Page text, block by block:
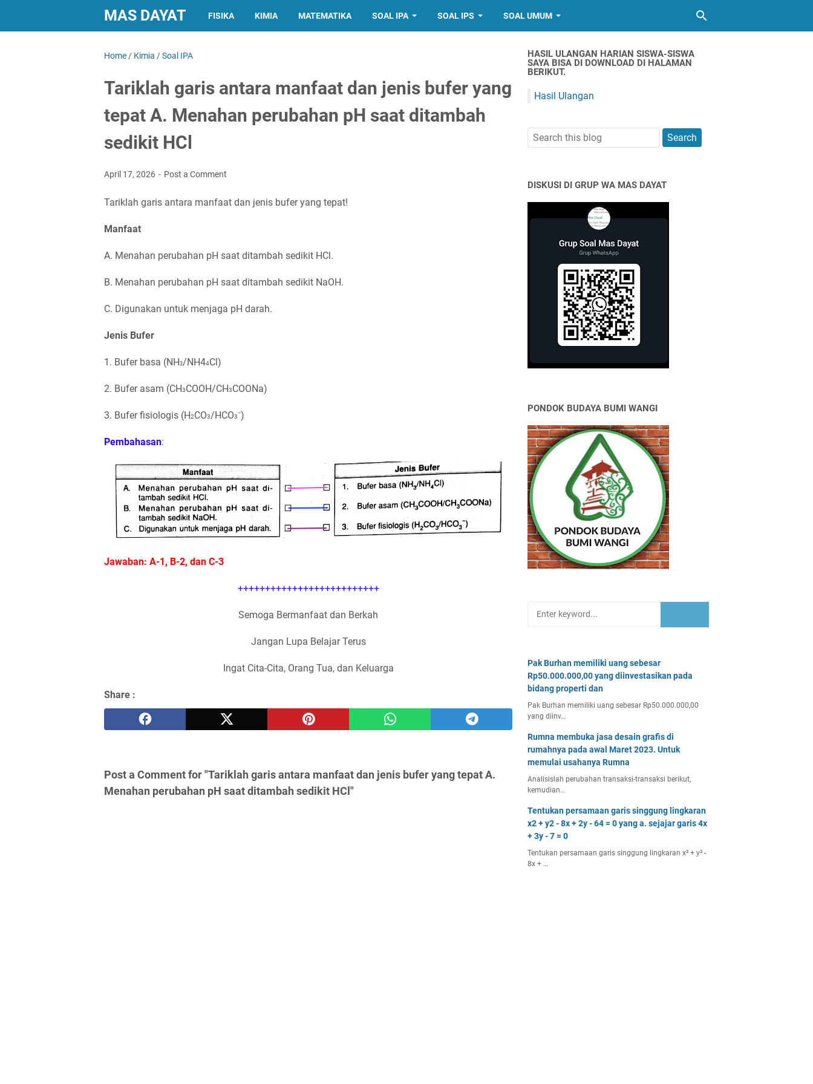
MAS DAYAT FISIKA KIMIA MATEMATIKA SOAL IPA SOAL IPS SOAL UMUM
Home / Kimia /Soal IPA
Tariklah garis antara manfaat dan jenis bufer yang
tepat A. Menahan perubahan pH saat ditambah
sedikit HCl
April 17, 2026 Post a Comment
Tariklah garis antara manfaat dan jenis bufer yang tepat!
Manfaat
A. Menahan perubahan pH saat ditambah sedikit HCl.
B. Menahan perubahan pH saat ditambah sedikit NaOH.
C. Digunakan untuk menjaga pH darah.
Jenis Bufer
1. Bufer basa (NH3/NH44Cl)
2. Bufer asam (CH3COOH/CH3COONa)
3. Bufer fisiologis (H2CO3/HCO3⁻)
Pembahasan:
Jawaban: A-1, B-2, dan C-3
++++++++++++++++++++++++++
Semoga Bermanfaat dan Berkah
Jangan Lupa Belajar Terus
Ingat Cita-Cita, Orang Tua, dan Keluarga
Share :
Post a Comment for "Tariklah garis antara manfaat dan jenis bufer yang tepat A.
Menahan perubahan pH saat ditambah sedikit HCl"
HASIL ULANGAN HARIAN SISWA-SISWA
SAYA BISA DI DOWNLOAD DI HALAMAN
BERIKUT.
Hasil Ulangan
DISKUSI DI GRUP WA MAS DAYAT
PONDOK BUDAYA BUMI WANGI
Pak Burhan memiliki uang sebesar
Rp50.000.000,00 yang diinvestasikan pada
bidang properti dan
Pak Burhan memiliki uang sebesar Rp50.000.000,00
yang diinv…
Rumna membuka jasa desain grafis di
rumahnya pada awal Maret 2023. Untuk
memulai usahanya Rumna
Analisislah perubahan transaksi-transaksi berikut,
kemudian…
Tentukan persamaan garis singgung lingkaran
x2 + y2 - 8x + 2y - 64 = 0 yang a. sejajar garis 4x
+ 3y - 7 = 0
Tentukan persamaan garis singgung lingkaran x² + y² -
8x + …